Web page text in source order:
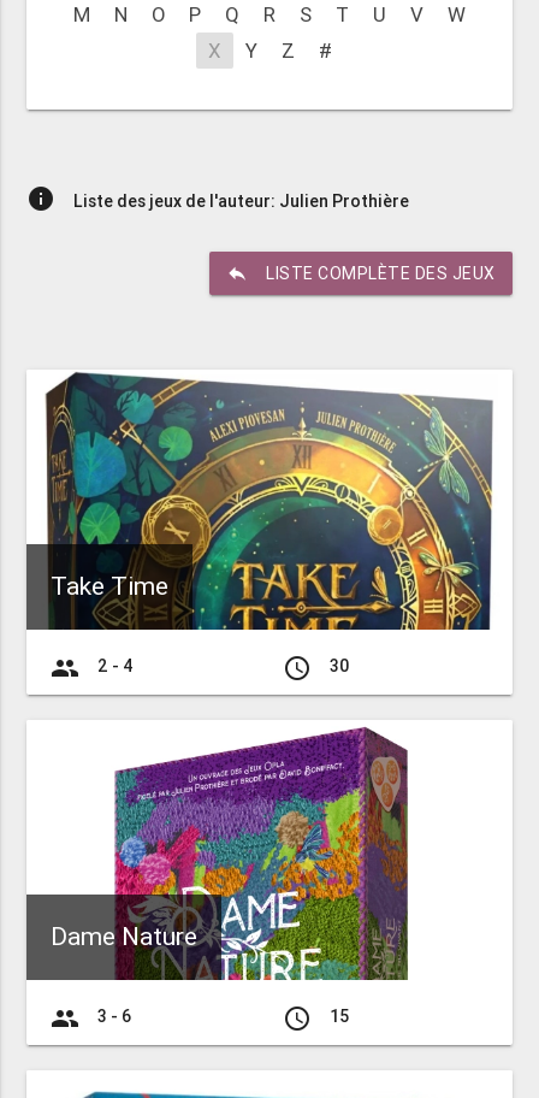
M
N O P Q R S T U V
W
X
Y Z #
info Liste des jeux de l'auteur: Julien Prothière
reply LISTE COMPLÈTE DES JEUX
Take Time
group 2 - 4 access_time 30
Dame Nature
group 3 - 6 access_time 15